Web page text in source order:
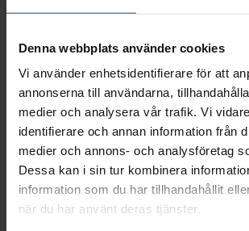
Denna webbplats använder cookies
Vi använder enhetsidentifierare för att
annonserna till användarna,
medier och analysera vår trafik. Vi
identifierare och annan information från
medier och annons- och analysföretag
Dessa kan i sin tur kombinera
information som du har tillhandahållit
när du har använt deras tjänster.
En person som begravs inom en
alltid en koppling till församlingen,
välkomna att delta i ceremonin.
egen handbok för begravning,
stort sett samma ordning och
kyrkan . Musik är ett viktigt inslag
bibelläsning och böner.
Utöver den kyrkliga traditionen